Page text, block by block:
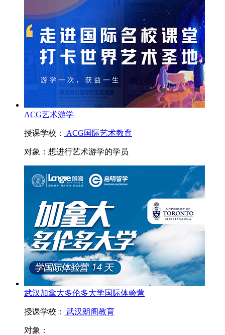
ACG艺术游学
授课学校： ACG国际艺术教育
对象： 想进行艺术游学的学员
武汉加拿大多伦多大学国际体验营
授课学校： 武汉朗阁教育
对象：